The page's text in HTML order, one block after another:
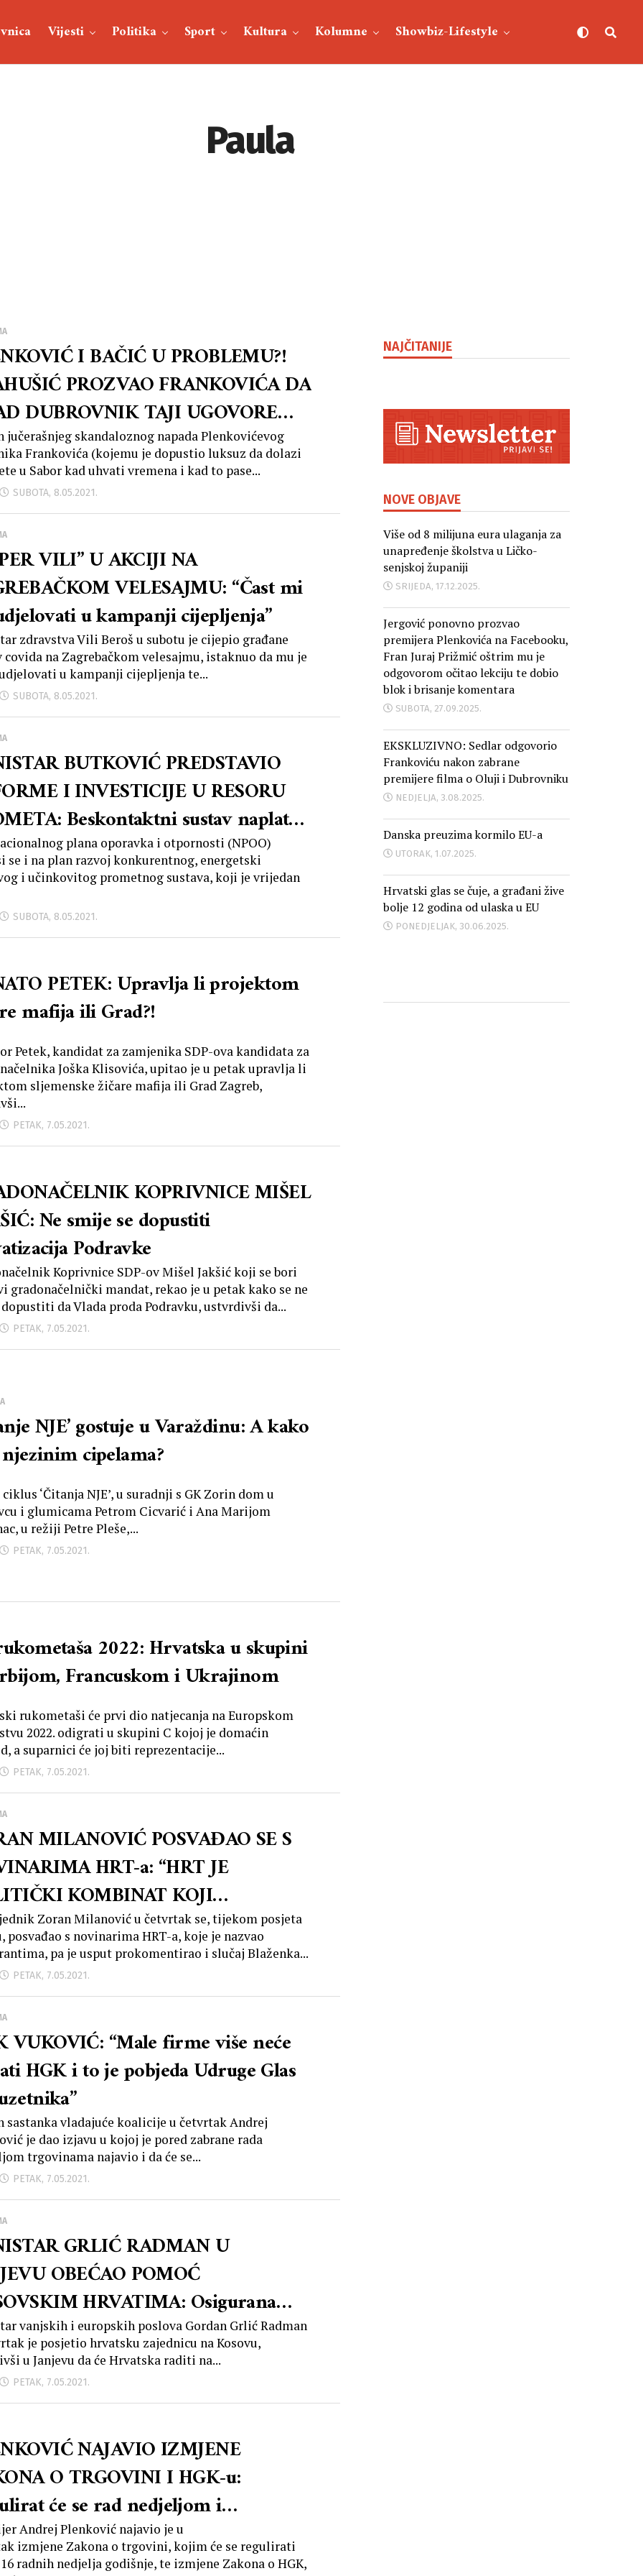
Vijesti Politika Sport Kultura Kolumne Showbiz-Lifestyle
Paula
I BAČIĆ U PROBLEMU?!
PROZVAO FRANKOVIĆA DA
DUBROVNIK TAJI UGOVORE
PODUZEĆA?!
jučerašnjeg skandaloznog napada Plenkovićevog
Frankovića (kojemu je dopustio luksuz da dolazi
u Sabor kad uhvati vremena i kad to pase...
SUBOTA, 8.05.2021.
VILI” U AKCIJI NA
VELESAJMU: “Čast mi
u kampanji cijepljenja”
zdravstva Vili Beroš u subotu je cijepio građane
na Zagrebačkom velesajmu, istaknuo da mu je
u kampanji cijepljenja te...
SUBOTA, 8.05.2021.
BUTKOVIĆ PREDSTAVIO
I INVESTICIJE U RESORU
Beskontaktni sustav naplate
dionicama autocesta
plana oporavka i otpornosti (NPOO)
se i na plan razvoj konkurentnog, energetski
i učinkovitog prometnog sustava, koji je vrijedan
SUBOTA, 8.05.2021.
PETEK: Upravlja li projektom
mafija ili Grad?!
Petek, kandidat za zamjenika SDP-ova kandidata za
Joška Klisovića, upitao je u petak upravlja li
sljemenske žičare mafija ili Grad Zagreb,
PETAK, 7.05.2021.
KOPRIVNICE MIŠEL
Ne smije se dopustiti
Podravke
Koprivnice SDP-ov Mišel Jakšić koji se bori
gradonačelnički mandat, rekao je u petak kako se ne
da Vlada proda Podravku, ustvrdivši da...
PETAK, 7.05.2021.
NJE’ gostuje u Varaždinu: A kako
cipelama?
‘Čitanja NJE’, u suradnji s GK Zorin dom u
i glumicama Petrom Cicvarić i Ana Marijom
u režiji Petre Pleše,...
PETAK, 7.05.2021.
2022: Hrvatska u skupini
Francuskom i Ukrajinom
rukometaši će prvi dio natjecanja na Europskom
2022. odigrati u skupini C kojoj je domaćin
a suparnici će joj biti reprezentacije...
PETAK, 7.05.2021.
MILANOVIĆ POSVAĐAO SE S
HRT-a: “HRT JE
KOMBINAT KOJI
HDZ”?!
Zoran Milanović u četvrtak se, tijekom posjeta
posvađao s novinarima HRT-a, koje je nazvao
pa je usput prokomentirao i slučaj Blaženka...
PETAK, 7.05.2021.
VUKOVIĆ: “Male firme više neće
HGK i to je pobjeda Udruge Glas
sastanka vladajuće koalicije u četvrtak Andrej
je dao izjavu u kojoj je pored zabrane rada
trgovinama najavio i da će se...
PETAK, 7.05.2021.
GRLIĆ RADMAN U
OBEĆAO POMOĆ
HRVATIMA: Osigurana
u iznosu od 300.000 kuna
vanjskih i europskih poslova Gordan Grlić Radman
je posjetio hrvatsku zajednicu na Kosovu,
u Janjevu da će Hrvatska raditi na...
PETAK, 7.05.2021.
NAJAVIO IZMJENE
O TRGOVINI I HGK-u:
će se rad nedjeljom i
broj zaposlenih u HGK
Andrej Plenković najavio je u
izmjene Zakona o trgovini, kojim će se regulirati
radnih nedjelja godišnje, te izmjene Zakona o HGK,
NAJČITANIJE
NOVE OBJAVE
Više od 8 milijuna eura ulaganja za
unapređenje školstva u Ličko-
senjskoj županiji
SRIJEDA, 17.12.2025.
Jergović ponovno prozvao
premijera Plenkovića na Facebooku,
Fran Juraj Prižmić oštrim mu je
odgovorom očitao lekciju te dobio
blok i brisanje komentara
SUBOTA, 27.09.2025.
EKSKLUZIVNO: Sedlar odgovorio
Frankoviću nakon zabrane
premijere filma o Oluji i Dubrovniku
NEDJELJA, 3.08.2025.
Danska preuzima kormilo EU-a
UTORAK, 1.07.2025.
Hrvatski glas se čuje, a građani žive
bolje 12 godina od ulaska u EU
PONEDJELJAK, 30.06.2025.